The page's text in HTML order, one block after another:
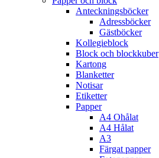
Anteckningsböcker
Adressböcker
Gästböcker
Kollegieblock
Block och blockkuber
Kartong
Blanketter
Notisar
Etiketter
Papper
A4 Ohålat
A4 Hålat
A3
Färgat papper